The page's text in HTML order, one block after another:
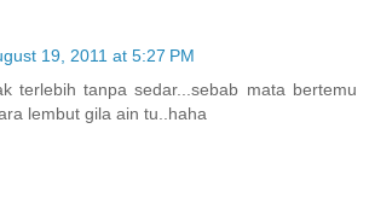
19, 2011 at 5:27 PM
terlebih tanpa sedar...sebab mata bertemu
lembut gila ain tu..haha